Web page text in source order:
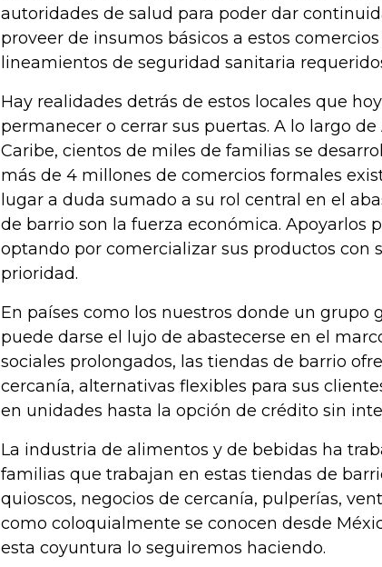
autoridades de salud para poder dar
proveer de insumos básicos a estos
lineamientos de seguridad sanitaria
Hay realidades detrás de estos locales que
permanecer o cerrar sus puertas. A lo largo de
Caribe, cientos de miles de familias se
más de 4 millones de comercios formales
lugar a duda sumado a su rol central en el
de barrio son la fuerza económica. Apoyarlos
optando por comercializar sus productos con
prioridad.
En países como los nuestros donde un grupo
puede darse el lujo de abastecerse en el
sociales prolongados, las tiendas de barrio
cercanía, alternativas flexibles para sus
en unidades hasta la opción de crédito sin
La industria de alimentos y de bebidas ha
familias que trabajan en estas tiendas de
quioscos, negocios de cercanía, pulperías,
como coloquialmente se conocen desde
esta coyuntura lo seguiremos haciendo.